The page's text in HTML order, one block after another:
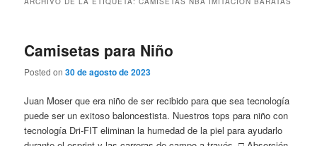
Camisetas para Niño
Posted on30 de agosto de 2023
Juan Moser que era niño de ser recibido para que sea tecnología
puede ser un exitoso baloncestista. Nuestros tops para niño con
tecnología Dri-FIT eliminan la humedad de la piel para ayudarlo